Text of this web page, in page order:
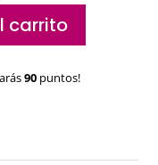
carrito
90 puntos!